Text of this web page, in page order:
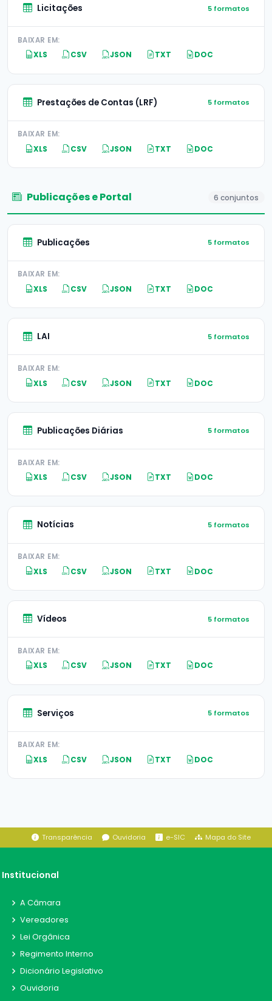
Licitações 5 formatos
BAIXAR EM:
XLS CSV JSON TXT DOC
Prestações de Contas (LRF) 5 formatos
BAIXAR EM:
XLS CSV JSON TXT DOC
Publicações e Portal 6 conjuntos
Publicações 5 formatos
BAIXAR EM:
XLS CSV JSON TXT DOC
LAI 5 formatos
BAIXAR EM:
XLS CSV JSON TXT DOC
Publicações Diárias 5 formatos
BAIXAR EM:
XLS CSV JSON TXT DOC
Notícias 5 formatos
BAIXAR EM:
XLS CSV JSON TXT DOC
Vídeos 5 formatos
BAIXAR EM:
XLS CSV JSON TXT DOC
Serviços 5 formatos
BAIXAR EM:
XLS CSV JSON TXT DOC
Transparência Ouvidoria e-SIC Mapa do Site
Institucional
A Câmara
Vereadores
Lei Orgânica
Regimento Interno
Dicionário Legislativo
Ouvidoria